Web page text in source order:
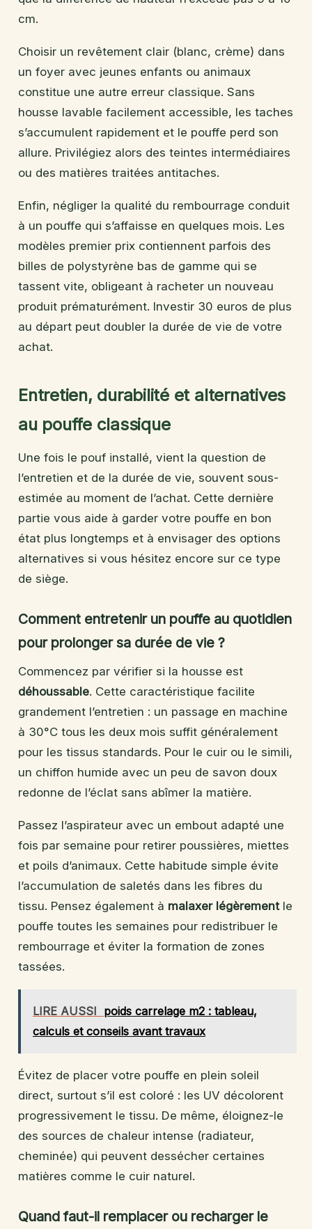
cm.
Choisir un revêtement clair (blanc, crème) dans
un foyer avec jeunes enfants ou animaux
constitue une autre erreur classique. Sans
housse lavable facilement accessible, les taches
s’accumulent rapidement et le pouffe perd son
allure. Privilégiez alors des teintes intermédiaires
ou des matières traitées antitaches.
Enfin, négliger la qualité du rembourrage conduit
à un pouffe qui s’affaisse en quelques mois. Les
modèles premier prix contiennent parfois des
billes de polystyrène bas de gamme qui se
tassent vite, obligeant à racheter un nouveau
produit prématurément. Investir 30 euros de plus
au départ peut doubler la durée de vie de votre
achat.
Entretien, durabilité et alternatives
au pouffe classique
Une fois le pouf installé, vient la question de
l’entretien et de la durée de vie, souvent sous-
estimée au moment de l’achat. Cette dernière
partie vous aide à garder votre pouffe en bon
état plus longtemps et à envisager des options
alternatives si vous hésitez encore sur ce type
de siège.
Comment entretenir un pouffe au quotidien
pour prolonger sa durée de vie ?
Commencez par vérifier si la housse est
déhoussable. Cette caractéristique facilite
grandement l’entretien : un passage en machine
à 30°C tous les deux mois suffit généralement
pour les tissus standards. Pour le cuir ou le simili,
un chiffon humide avec un peu de savon doux
redonne de l’éclat sans abîmer la matière.
Passez l’aspirateur avec un embout adapté une
fois par semaine pour retirer poussières, miettes
et poils d’animaux. Cette habitude simple évite
l’accumulation de saletés dans les fibres du
tissu. Pensez également à malaxer légèrement le
pouffe toutes les semaines pour redistribuer le
rembourrage et éviter la formation de zones
tassées.
LIRE AUSSI poids carrelage m2 : tableau,
calculs et conseils avant travaux
Évitez de placer votre pouffe en plein soleil
direct, surtout s’il est coloré : les UV décolorent
progressivement le tissu. De même, éloignez-le
des sources de chaleur intense (radiateur,
cheminée) qui peuvent dessécher certaines
matières comme le cuir naturel.
Quand faut-il remplacer ou recharger le